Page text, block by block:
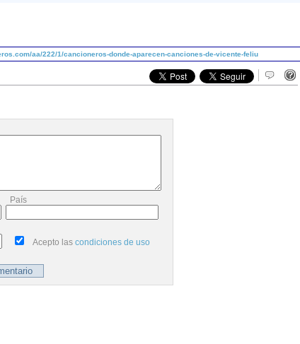
aa/222/1/cancioneros-donde-aparecen-canciones-de-vicente-feliu
País
Acepto las condiciones de uso